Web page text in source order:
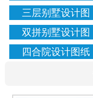
三层别墅设计图
双拼别墅设计图
四合院设计图纸